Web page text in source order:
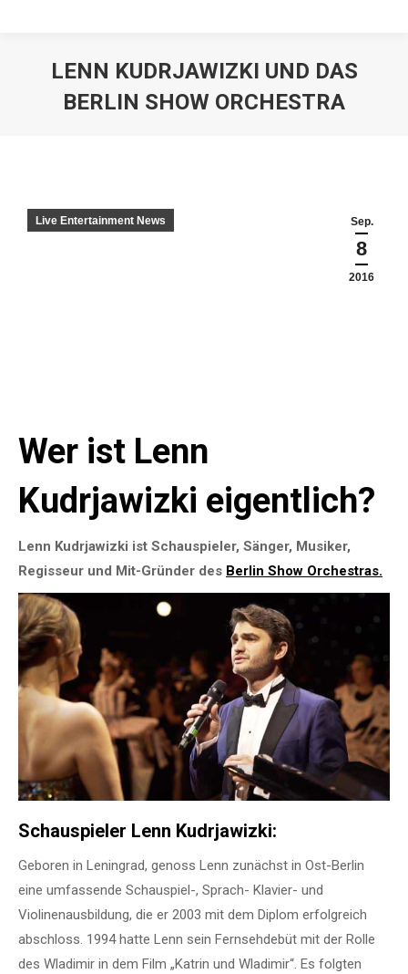
LENN KUDRJAWIZKI UND DAS
BERLIN SHOW ORCHESTRA
Sep.
8
2016
Live Entertainment News
Wer ist Lenn
Kudrjawizki eigentlich?
Lenn Kudrjawizki ist Schauspieler, Sänger, Musiker,
Regisseur und Mit-Gründer des Berlin Show Orchestras.
Schauspieler Lenn Kudrjawizki:
Geboren in Leningrad, genoss Lenn zunächst in Ost-Berlin
eine umfassende Schauspiel-, Sprach- Klavier- und
Violinenausbildung, die er 2003 mit dem Diplom erfolgreich
abschloss. 1994 hatte Lenn sein Fernsehdebüt mit der Rolle
des Wladimir in dem Film „Katrin und Wladimir“. Es folgten